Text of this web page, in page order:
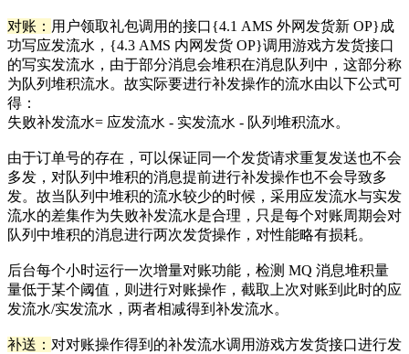
对账： 用户领取礼包调用的接口{4.1 AMS 外网发货新 OP}成
功写应发流水，{4.3 AMS 内网发货 OP}调用游戏方发货接口
的写实发流水，由于部分消息会堆积在消息队列中，这部分称
为队列堆积流水。故实际要进行补发操作的流水由以下公式可
得：
失败补发流水= 应发流水 - 实发流水 - 队列堆积流水。
由于订单号的存在，可以保证同一个发货请求重复发送也不会
多发，对队列中堆积的消息提前进行补发操作也不会导致多
发。故当队列中堆积的流水较少的时候，采用应发流水与实发
流水的差集作为失败补发流水是合理，只是每个对账周期会对
队列中堆积的消息进行两次发货操作，对性能略有损耗。
后台每个小时运行一次增量对账功能，检测 MQ 消息堆积量
量低于某个阈值，则进行对账操作，截取上次对账到此时的应
发流水/实发流水，两者相减得到补发流水。
补送： 对对账操作得到的补发流水调用游戏方发货接口进行发